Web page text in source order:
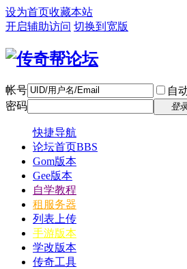
设为首页收藏本站
开启辅助访问 切换到宽版
帐号 自
密码
登
快捷导航
论坛首页BBS
Gom版本
Gee版本
自学教程
租服务器
列表上传
手游版本
学改版本
传奇工具